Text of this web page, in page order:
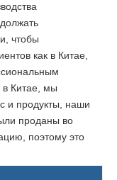
чтобы
как в Китае,
в Китае, мы
и продукты, наши
проданы во
поэтому это